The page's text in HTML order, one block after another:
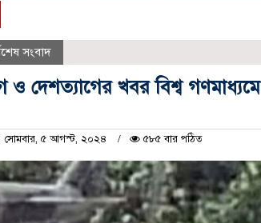
সংবাদ
ও দেশত্যাগের খবর বিশ্ব গণমাধ্যমে
সোমবার, ৫ আগস্ট, ২০২৪ ৫৮৫ বার পঠিত